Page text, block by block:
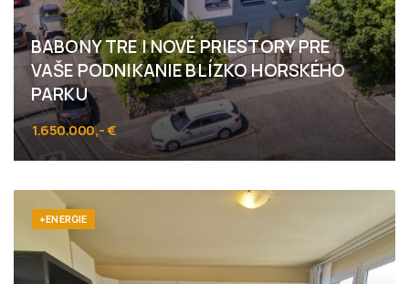
BABONY TRE I NOVÉ PRIESTORY PRE
VAŠE PODNIKANIE BLÍZKO HORSKÉHO
PARKU
1.650.000,- €
+ENERGIE